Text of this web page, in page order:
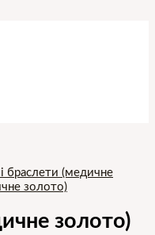
браслети (медичне
золото)
золото)